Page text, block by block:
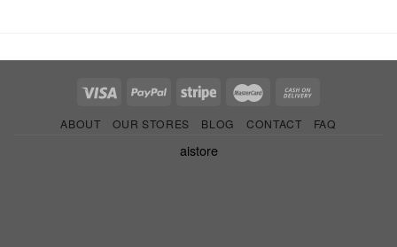
ABOUT OUR STORES BLOG CONTACT FAQ
aistore